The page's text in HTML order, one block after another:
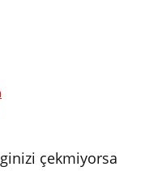
çekmiyorsa